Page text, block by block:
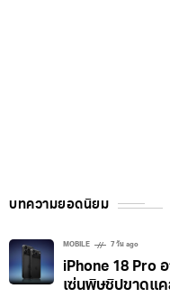
บทความยอดนิยม
MOBILE 7 วัน ago
iPhone 18 Pro
เซ่นพิษชิปขาดแ